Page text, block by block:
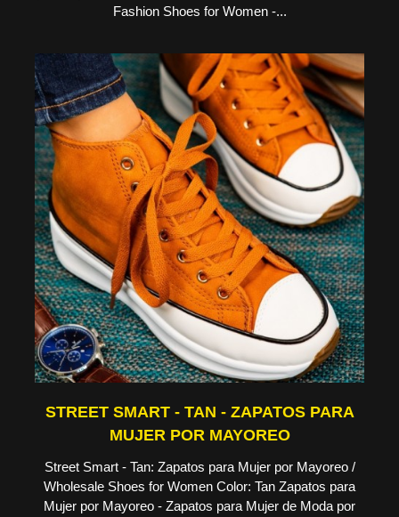
Fashion Shoes for Women -...
STREET SMART - TAN - ZAPATOS PARA
MUJER POR MAYOREO
Street Smart - Tan: Zapatos para Mujer por Mayoreo /
Wholesale Shoes for Women Color: Tan Zapatos para
Mujer por Mayoreo - Zapatos para Mujer de Moda por